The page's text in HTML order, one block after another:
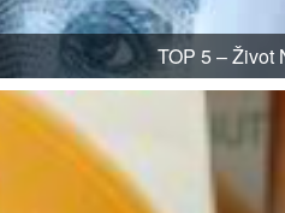
TOP 5 – Život